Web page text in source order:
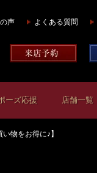
声 よくある質問
ーズ応援 店舗一覧
物をお得に♪】